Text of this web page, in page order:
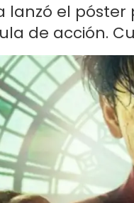
lanzó el
de acción.